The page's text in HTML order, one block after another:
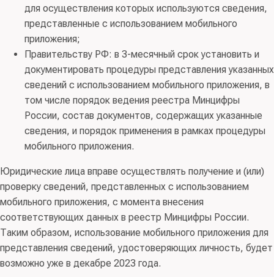
для осуществления которых используются сведения,
представленные с использованием мобильного
приложения;
Правительству РФ: в 3-месячный срок установить и
документировать процедуры представления указанных
сведений с использованием мобильного приложения, в
том числе порядок ведения реестра Минцифры
России, состав документов, содержащих указанные
сведения, и порядок применения в рамках процедуры
мобильного приложения.
Юридические лица вправе осуществлять получение и (или)
проверку сведений, представленных с использованием
мобильного приложения, с момента внесения
соответствующих данных в реестр Минцифры России.
Таким образом, использование мобильного приложения для
представления сведений, удостоверяющих личность, будет
возможно уже в декабре 2023 года.